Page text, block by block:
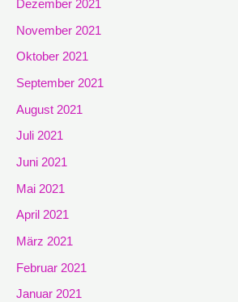
Dezember 2021
November 2021
Oktober 2021
September 2021
August 2021
Juli 2021
Juni 2021
Mai 2021
April 2021
März 2021
Februar 2021
Januar 2021